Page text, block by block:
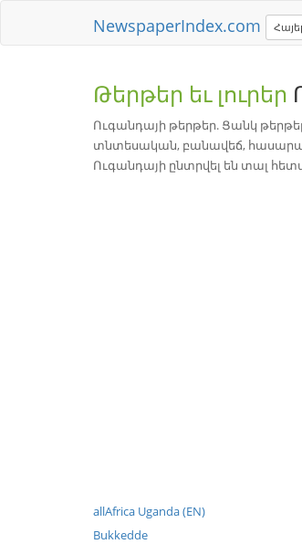
NewspaperIndex.com
Թերթեր եւ լուրեր
Ուգանդայի թերթեր. Ցանկ
տնտեսական, բանավեճ,
Ուգանդայի ընտրվել են տալ
allAfrica Uganda (EN)
Bukkedde